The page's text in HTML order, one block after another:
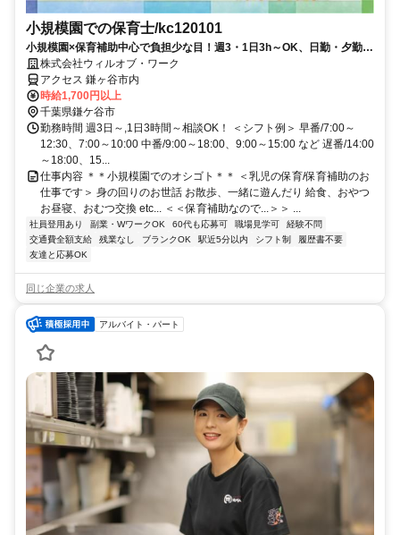
小規模園での保育士/kc120101
小規模園×保育補助中心で負担少な目！週3・1日3h～OK、日勤・夕勤等
の選択可！ミドルシニアも
株式会社ウィルオブ・ワーク
アクセス 鎌ヶ谷市内
時給1,700円以上
千葉県鎌ケ谷市
勤務時間 週3日～,1日3時間～相談OK！ ＜シフト例＞ 早番/7:00～
12:30、7:00～10:00 中番/9:00～18:00、9:00～15:00 など 遅番/14:00
～18:00、15...
仕事内容 ＊＊小規模園でのオシゴト＊＊ ＜乳児の保育/保育補助のお
仕事です＞ 身の回りのお世話 お散歩、一緒に遊んだり 給食、おやつ
お昼寝、おむつ交換 etc... ＜＜保育補助なので...＞＞ ...
社員登用あり 副業・WワークOK 60代も応募可 職場見学可
経験不問
交通費全額支給
残業なし ブランクOK 駅近5分以内 シフト制
履歴書不要
友達と応募OK
同じ企業の求人
アルバイト・パート